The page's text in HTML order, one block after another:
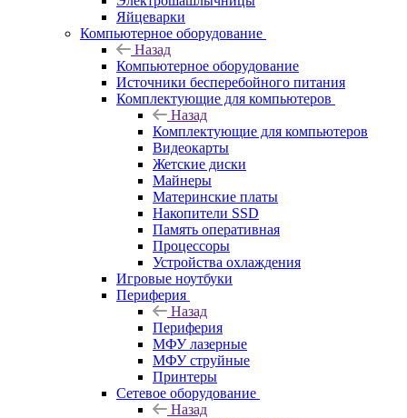
Яйцеварки
Компьютерное оборудование
Назад
Компьютерное оборудование
Источники бесперебойного питания
Комплектующие для компьютеров
Назад
Комплектующие для компьютеров
Видеокарты
Жетские диски
Майнеры
Материнские платы
Накопители SSD
Память оперативная
Процессоры
Устройства охлаждения
Игровые ноутбуки
Периферия
Назад
Периферия
МФУ лазерные
МФУ струйные
Принтеры
Сетевое оборудование
Назад